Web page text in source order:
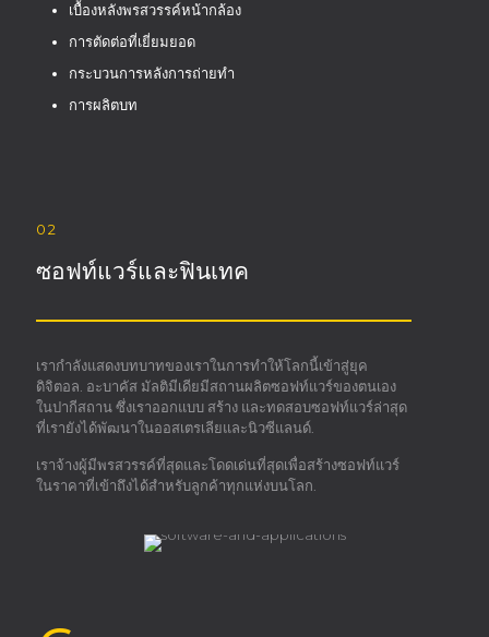
เบื้องหลังพรสวรรค์หน้ากล้อง
การตัดต่อที่เยี่ยมยอด
กระบวนการหลังการถ่ายทำ
การผลิตบท
02
ซอฟท์แวร์และฟินเทค
เรากำลังแสดงบทบาทของเราในการทำให้โลกนี้เข้าสู่ยุค
ดิจิตอล. อะบาคัส มัลติมีเดียมีสถานผลิตซอฟท์แวร์ของตนเอง
ในปากีสถาน ซึ่งเราออกแบบ สร้าง และทดสอบซอฟท์แวร์ล่าสุด
ที่เรายังได้พัฒนาในออสเตรเลียและนิวซีแลนด์.
เราจ้างผู้มีพรสวรรค์ที่สุดและโดดเด่นที่สุดเพื่อสร้างซอฟท์แวร์
ในราคาที่เข้าถึงได้สำหรับลูกค้าทุกแห่งบนโลก.